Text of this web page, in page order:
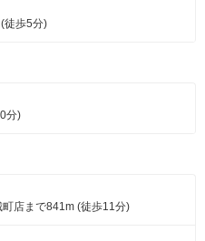
徒歩5分)
分)
店まで841m (徒歩11分)